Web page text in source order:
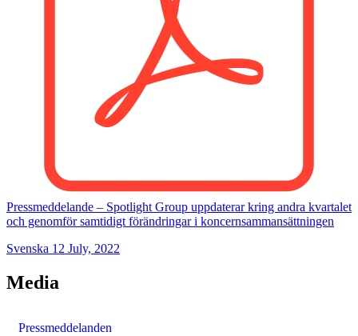
Pressmeddelande – Spotlight Group uppdaterar kring andra kvartalet
och genomför samtidigt förändringar i koncernsammansättningen
Svenska 12 July, 2022
Media
Pressmeddelanden